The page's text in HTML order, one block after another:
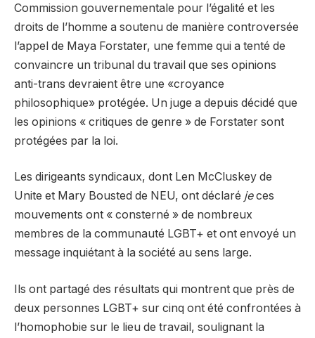
Commission gouvernementale pour l’égalité et les
droits de l’homme a soutenu de manière controversée
l’appel de Maya Forstater, une femme qui a tenté de
convaincre un tribunal du travail que ses opinions
anti-trans devraient être une «croyance
philosophique» protégée. Un juge a depuis décidé que
les opinions « critiques de genre » de Forstater sont
protégées par la loi.
Les dirigeants syndicaux, dont Len McCluskey de
Unite et Mary Bousted de NEU, ont déclaré jeces
mouvements ont « consterné » de nombreux
membres de la communauté LGBT+ et ont envoyé un
message inquiétant à la société au sens large.
Ils ont partagé des résultats qui montrent que près de
deux personnes LGBT+ sur cinq ont été confrontées à
l’homophobie sur le lieu de travail, soulignant la